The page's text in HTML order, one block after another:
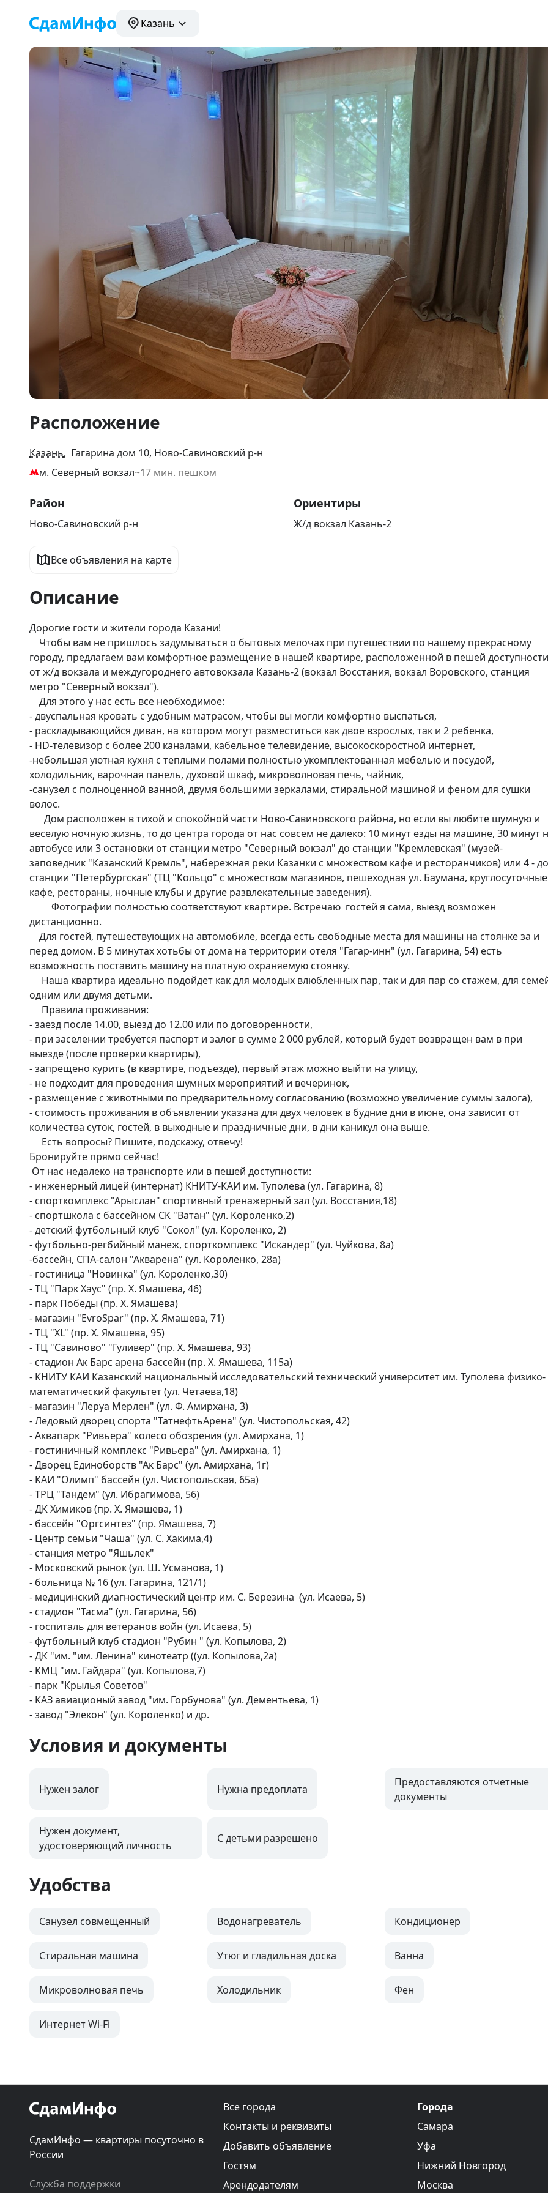
Казань
1
11
Расположение
Казань, Гагарина дом 10, Ново-Савиновский р-н
м. Северный вокзал~17 мин. пешком
Район
Ново-Савиновский р-н
Ориентиры
Ж/д вокзал Казань-2
Все объявления на карте
Описание
Дорогие гости и жители города Казани!
городу, предлагаем вам комфортное размещение в нашей квартире, расположенной в пешей доступности
от ж/д вокзала и междугороднего автовокзала Казань-2 (вокзал Восстания, вокзал Воровского, станция
метро "Северный вокзал").
- двуспальная кровать с удобным матрасом, чтобы вы могли комфортно выспаться,
- раскладывающийся диван, на котором могут разместиться как двое взрослых, так и 2 ребенка,
- HD-телевизор с более 200 каналами, кабельное телевидение, высокоскоростной интернет,
-небольшая уютная кухня с теплыми полами полностью укомплектованная мебелью и посудой,
холодильник, варочная панель, духовой шкаф, микроволновая печь, чайник,
-санузел с полноценной ванной, двумя большими зеркалами, стиральной машиной и феном для сушки
волос.
веселую ночную жизнь, то до центра города от нас совсем не далеко: 10 минут езды на машине, 30 минут
автобусе или 3 остановки от станции метро "Северный вокзал" до станции "Кремлевская" (музей-
заповедник "Казанский Кремль", набережная реки Казанки с множеством кафе и ресторанчиков) или 4 - до
станции "Петербургская" (ТЦ "Кольцо" с множеством магазинов, пешеходная ул. Баумана, круглосуточные
кафе, рестораны, ночные клубы и другие развлекательные заведения).
дистанционно.
перед домом. В 5 минутах хотьбы от дома на территории отеля "Гагар-инн" (ул. Гагарина, 54) есть
возможность поставить машину на платную охраняемую стоянку.
одним или двумя детьми.
- заезд после 14.00, выезд до 12.00 или по договоренности,
- при заселении требуется паспорт и залог в сумме 2 000 рублей, который будет возвращен вам в при
выезде (после проверки квартиры),
- запрещено курить (в квартире, подъезде), первый этаж можно выйти на улицу,
- не подходит для проведения шумных мероприятий и вечеринок,
- размещение с животными по предварительному согласованию (возможно увеличение суммы залога),
- стоимость проживания в объявлении указана для двух человек в будние дни в июне, она зависит от
количества суток, гостей, в выходные и праздничные дни, в дни каникул она выше.
Бронируйте прямо сейчас!
- инженерный лицей (интернат) КНИТУ-КАИ им. Туполева (ул. Гагарина, 8)
- спорткомплекс "Арыслан" спортивный тренажерный зал (ул. Восстания,18)
- спортшкола с бассейном СК "Ватан" (ул. Короленко,2)
- детский футбольный клуб "Сокол" (ул. Короленко, 2)
- футбольно-регбийный манеж, спорткомплекс "Искандер" (ул. Чуйкова, 8а)
-бассейн, СПА-салон "Акварена" (ул. Короленко, 28а)
- гостиница "Новинка" (ул. Короленко,30)
- ТЦ "Парк Хаус" (пр. Х. Ямашева, 46)
- парк Победы (пр. Х. Ямашева)
- магазин "EvroSpar" (пр. Х. Ямашева, 71)
- ТЦ "XL" (пр. Х. Ямашева, 95)
- ТЦ "Савиново" "Гуливер" (пр. Х. Ямашева, 93)
- стадион Ак Барс арена бассейн (пр. Х. Ямашева, 115а)
- КНИТУ КАИ Казанский национальный исследовательский технический университет им. Туполева физико-
математический факультет (ул. Четаева,18)
- магазин "Леруа Мерлен" (ул. Ф. Амирхана, 3)
- Ледовый дворец спорта "ТатнефтьАрена" (ул. Чистопольская, 42)
- Аквапарк "Ривьера" колесо обозрения (ул. Амирхана, 1)
- гостиничный комплекс "Ривьера" (ул. Амирхана, 1)
- Дворец Единоборств "Ак Барс" (ул. Амирхана, 1г)
- КАИ "Олимп" бассейн (ул. Чистопольская, 65а)
- ТРЦ "Тандем" (ул. Ибрагимова, 56)
- ДК Химиков (пр. Х. Ямашева, 1)
- бассейн "Оргсинтез" (пр. Ямашева, 7)
- Центр семьи "Чаша" (ул. С. Хакима,4)
- станция метро "Яшьлек"
- Московский рынок (ул. Ш. Усманова, 1)
- больница № 16 (ул. Гагарина, 121/1)
- медицинский диагностический центр им. С. Березина  (ул. Исаева, 5)
- стадион "Тасма" (ул. Гагарина, 56)
- госпиталь для ветеранов войн (ул. Исаева, 5)
- футбольный клуб стадион "Рубин " (ул. Копылова, 2)
- ДК "им. "им. Ленина" кинотеатр ((ул. Копылова,2а)
- КМЦ "им. Гайдара" (ул. Копылова,7)
- парк "Крылья Советов"
- КАЗ авиационый завод "им. Горбунова" (ул. Дементьева, 1)
- завод "Элекон" (ул. Короленко) и др.
Условия и документы
Нужен залог Нужна предоплата
Предоставляются отчетные
документы
Нужен документ,
удостоверяющий личность
С детьми разрешено
Удобства
Санузел совмещенный Водонагреватель Кондиционер
Стиральная машина Утюг и гладильная доска Ванна
Микроволновая печь Холодильник Фен
Интернет Wi-Fi
СдамИнфо — квартиры посуточно в
России
Служба поддержки
Все города
Контакты и реквизиты
Добавить объявление
Гостям
Арендодателям
Города
Самара
Уфа
Нижний Новгород
Москва